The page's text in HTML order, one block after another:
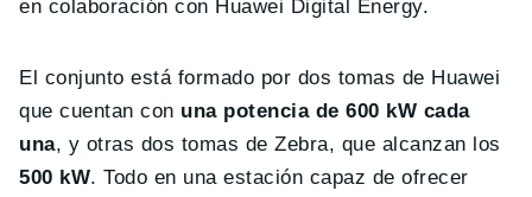
en colaboración con Huawei Digital Energy.
El conjunto está formado por dos tomas de Huawei
que cuentan con una potencia de 600 kW cada
una, y otras dos tomas de Zebra, que alcanzan los
500 kW. Todo en una estación capaz de ofrecer